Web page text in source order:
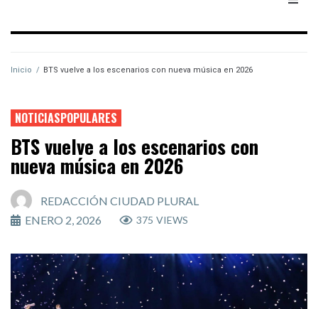
Inicio / BTS vuelve a los escenarios con nueva música en 2026
NOTICIASPOPULARES
BTS vuelve a los escenarios con
nueva música en 2026
REDACCIÓN CIUDAD PLURAL
ENERO 2, 2026
375 VIEWS